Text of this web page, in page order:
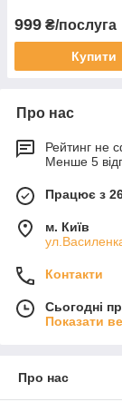
999 ₴/послуга
Купити
Про нас
Рейтинг не
Менше 5
Працює з
м. Київ
Контакти
Сьогодні
Показати
Про нас